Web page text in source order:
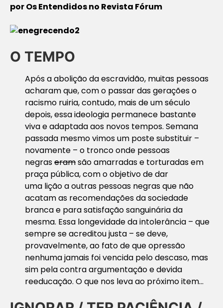
por OsEntendidos no Revista Fórum
O TEMPO
Após a abolição da escravidão, muitas pessoas
acharam que, com o passar das gerações o
racismo ruiria, contudo, mais de um século
depois, essa ideologia permanece bastante
viva e adaptada aos novos tempos. Semana
passada mesmo vimos um poste substituir –
novamente – o troncoonde pessoas
negraseramsão amarradas e torturadas em
praça pública, com o objetivo de dar
uma liçãoa outras pessoas negras que não
acatam as recomendações da sociedade
branca e para satisfação sanguinária da
mesma. Essa longevidade da intolerância – que
sempre se acreditou justa – se deve,
provavelmente, ao fato de que opressão
nenhuma jamais foi vencida pelo descaso, mas
sim pela contra argumentação e devida
reeducação. O que nos leva ao próximo item…